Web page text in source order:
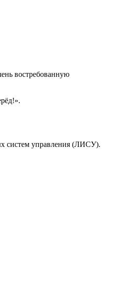
востребованную
систем управления (ЛИСУ).